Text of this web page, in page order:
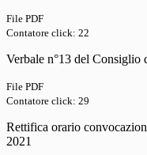
File PDF
Contatore click: 22
Verbale n°13 del Consiglio
File PDF
Contatore click: 29
Rettifica orario
2021